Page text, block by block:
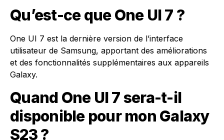
Qu’est-ce que One UI 7 ?
One UI 7 est la dernière version de l’interface
utilisateur de Samsung, apportant des améliorations
et des fonctionnalités supplémentaires aux appareils
Galaxy.
Quand One UI 7 sera-t-il
disponible pour mon Galaxy
S23 ?